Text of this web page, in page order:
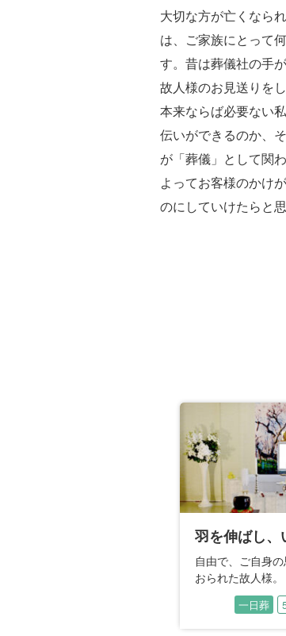
大切な方が亡くなら
は、ご家族にとって
す。昔は葬儀社の手
故人様のお見送りを
本来ならば必要ない
伝いができるのか、
が「葬儀」として関
よってお客様のかけ
のにしていけたらと思
Previous
自由で、ご自身
おられた故人様
てからは、外出
らい日々が続い
んな苦しみから
一日葬